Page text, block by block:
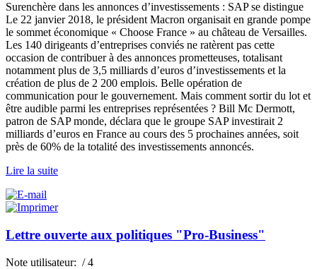
Surenchère dans les annonces d’investissements : SAP se distingue
Le 22 janvier 2018, le président Macron organisait en grande pompe
le sommet économique « Choose France » au château de Versailles.
Les 140 dirigeants d’entreprises conviés ne ratèrent pas cette
occasion de contribuer à des annonces prometteuses, totalisant
notamment plus de 3,5 milliards d’euros d’investissements et la
création de plus de 2 200 emplois. Belle opération de
communication pour le gouvernement. Mais comment sortir du lot et
être audible parmi les entreprises représentées ? Bill Mc Dermott,
patron de SAP monde, déclara que le groupe SAP investirait 2
milliards d’euros en France au cours des 5 prochaines années, soit
près de 60% de la totalité des investissements annoncés.
Lire la suite
Lettre ouverte aux politiques "Pro-Business"
Note utilisateur: / 4